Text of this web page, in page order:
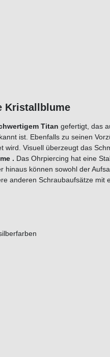
Kristallblume
Titan gefertigt, das
ist. Ebenfalls zu seinen
wird. Visuell überzeugt das
. Das Ohrpiercing hat eine
hinaus können sowohl der
anderen Schraubaufsätze mit